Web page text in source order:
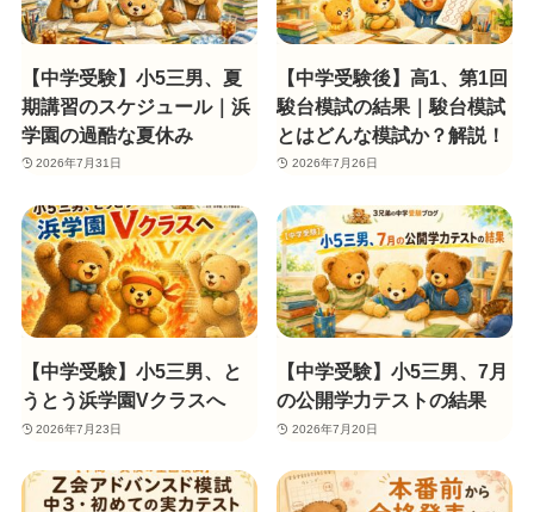
【中学受験】小5三男、夏
期講習のスケジュール｜浜
学園の過酷な夏休み
2026年7月31日
【中学受験後】高1、第1回
駿台模試の結果｜駿台模試
とはどんな模試か？解説！
2026年7月26日
【中学受験】小5三男、と
うとう浜学園Vクラスへ
2026年7月23日
【中学受験】小5三男、7月
の公開学力テストの結果
2026年7月20日